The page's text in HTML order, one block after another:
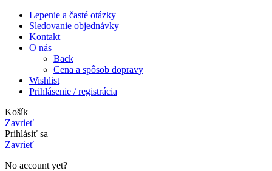
Lepenie a časté otázky
Sledovanie objednávky
Kontakt
O nás
Back
Cena a spôsob dopravy
Wishlist
Prihlásenie / registrácia
Košík
Zavrieť
Prihlásiť sa
Zavrieť
No account yet?